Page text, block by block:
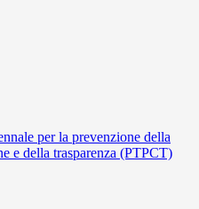
per la prevenzione della
e della trasparenza (PTPCT)